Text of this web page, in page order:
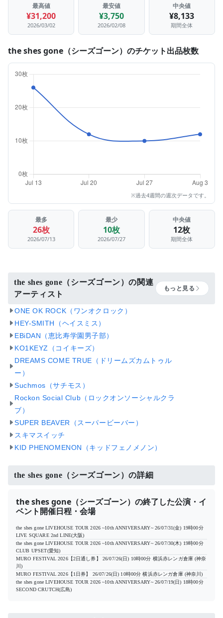
最高値
¥31,200
2026/03/02
最安値
¥3,750
2026/02/08
中央値
¥8,133
期間全体
the shes gone（シーズゴーン）のチケット出品枚数
※過去4週間の週次データです。
最多
26枚
2026/07/13
最少
10枚
2026/07/27
中央値
12枚
期間全体
the shes gone（シーズゴーン）の関連
アーティスト
もっと見る
ONE OK ROCK（ワンオクロック）
HEY-SMITH（ヘイスミス）
EBiDAN（恵比寿学園男子部）
KO1KEYZ（コイキーズ）
DREAMS COME TRUE（ドリームズカムトゥル
ー）
Suchmos（サチモス）
Rockon Social Club（ロックオンソーシャルクラ
ブ）
SUPER BEAVER（スーパービーバー）
スキマスイッチ
KID PHENOMENON（キッドフェノメノン）
the shes gone（シーズゴーン）の詳細
the shes gone（シーズゴーン）の終了した公演・イ
ベント開催日程・会場
the shes gone LIVEHOUSE TOUR 2026 ~10th ANNIVERSARY~ 26/07/31(金) 19時00分
LIVE SQUARE 2nd LINE(大阪)
the shes gone LIVEHOUSE TOUR 2026 ~10th ANNIVERSARY~ 26/07/30(木) 19時00分
CLUB UPSET(愛知)
MURO FESTIVAL 2026【2日通し券】
26/07/26(日) 10時00分 横浜赤レンガ倉庫 (神奈
川)
MURO FESTIVAL 2026【1日券】
26/07/26(日) 10時00分 横浜赤レンガ倉庫 (神奈川)
the shes gone LIVEHOUSE TOUR 2026 ~10th ANNIVERSARY~ 26/07/19(日) 18時00分
SECOND CRUTCH(広島)